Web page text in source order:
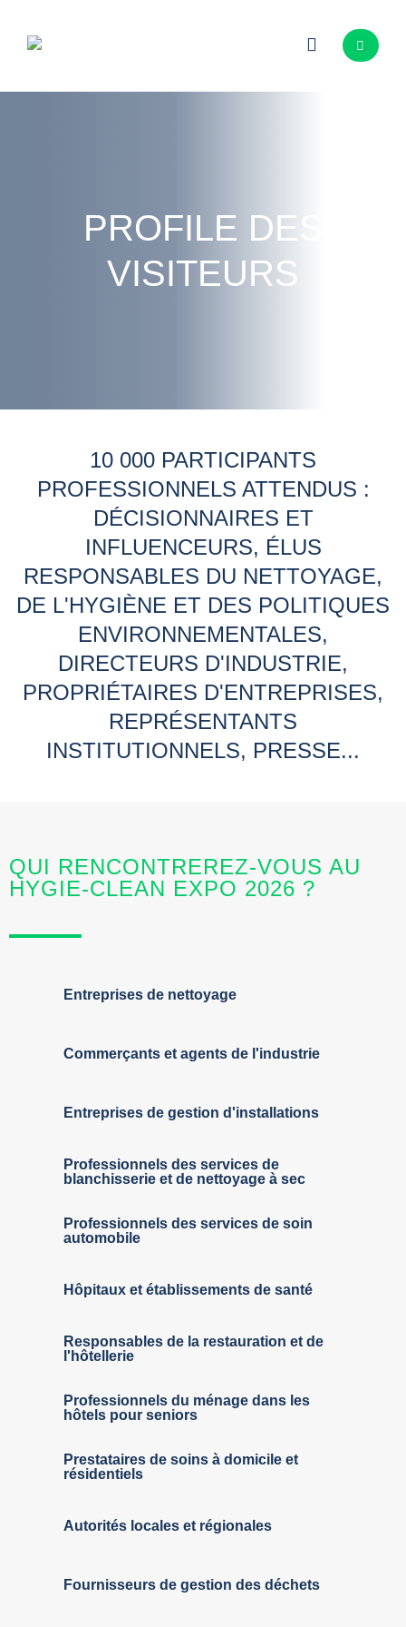
PROFILE DES
VISITEURS
10 000 PARTICIPANTS
PROFESSIONNELS ATTENDUS :
DÉCISIONNAIRES ET
INFLUENCEURS, ÉLUS
RESPONSABLES DU NETTOYAGE,
DE L'HYGIÈNE ET DES POLITIQUES
ENVIRONNEMENTALES,
DIRECTEURS D'INDUSTRIE,
PROPRIÉTAIRES D'ENTREPRISES,
REPRÉSENTANTS
INSTITUTIONNELS, PRESSE...
QUI RENCONTREREZ-VOUS AU
HYGIE-CLEAN EXPO 2026 ?
Entreprises de nettoyage
Commerçants et agents de l'industrie
Entreprises de gestion d'installations
Professionnels des services de
blanchisserie et de nettoyage à sec
Professionnels des services de soin
automobile
Hôpitaux et établissements de santé
Responsables de la restauration et de
l'hôtellerie
Professionnels du ménage dans les
hôtels pour seniors
Prestataires de soins à domicile et
résidentiels
Autorités locales et régionales
Fournisseurs de gestion des déchets